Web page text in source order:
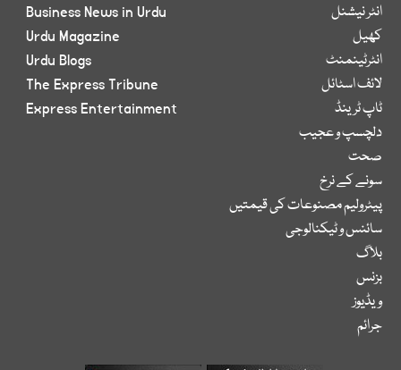
انٹر نیشنل
کھیل
انٹرٹینمنٹ
لائف اسٹائل
ٹاپ ٹرینڈ
دلچسپ و عجیب
صحت
سونے کے نرخ
پیٹرولیم مصنوعات کی قیمتیں
سائنس و ٹیکنالوجی
بلاگ
بزنس
ویڈیوز
جرائم
Business News in Urdu
Urdu Magazine
Urdu Blogs
The Express Tribune
Express Entertainment